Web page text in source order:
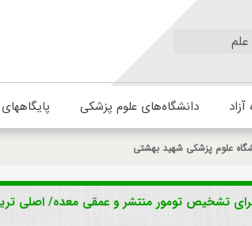
دانشگاه‌های علوم پزشکی
علوم پزشکی شهید بهشتی
برای تشخیص تومور منتشر و عمقی معده/ اصلی